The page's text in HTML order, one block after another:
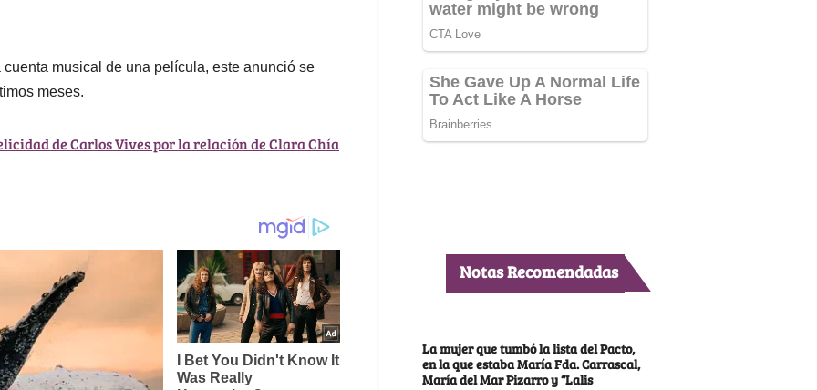
musical de una película, este anunció se
meses.
de Carlos Vives por la relación de Clara Chía
Notas Recomendadas
La mujer que tumbó la lista del Pacto,
en la que estaba María Fda. Carrascal,
María del Mar Pizarro y “Lalis